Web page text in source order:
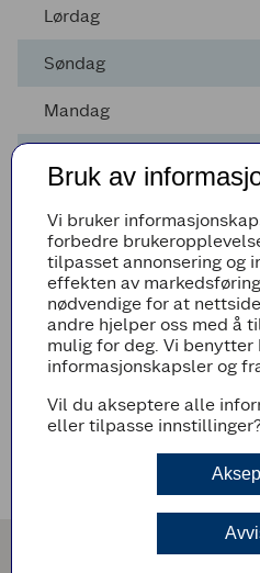
Lørdag
Søndag
Mandag
Torsdag
Fredag
Avvikende åpningstider
Det er ingen avvikende
Bruk av
Vi bruker
forbedre
tilpasset annonsering og
effekten av
nødvendige for at
andre hjelper oss med å
mulig for deg. Vi benytter
informasjonskapsler og
Vil du akseptere alle
eller tilpasse